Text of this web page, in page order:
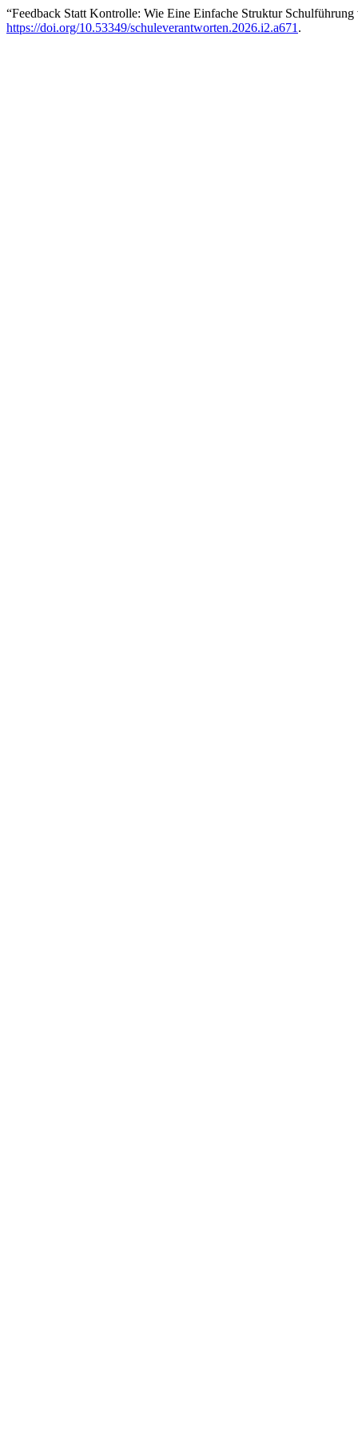
“Feedback Statt Kontrolle: Wie Eine Einfache Struktur
https://doi.org/10.53349/schuleverantworten.2026.i2.a671 .